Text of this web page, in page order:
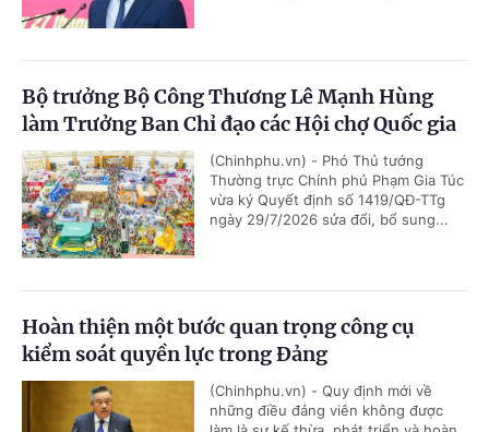
Bộ trưởng Bộ Công Thương Lê Mạnh Hùng
làm Trưởng Ban Chỉ đạo các Hội chợ Quốc gia
(Chinhphu.vn) - Phó Thủ tướng
Thường trực Chính phủ Phạm Gia Túc
vừa ký Quyết định số 1419/QĐ-TTg
ngày 29/7/2026 sửa đổi, bổ sung...
Hoàn thiện một bước quan trọng công cụ
kiểm soát quyền lực trong Đảng
(Chinhphu.vn) - Quy định mới về
những điều đảng viên không được